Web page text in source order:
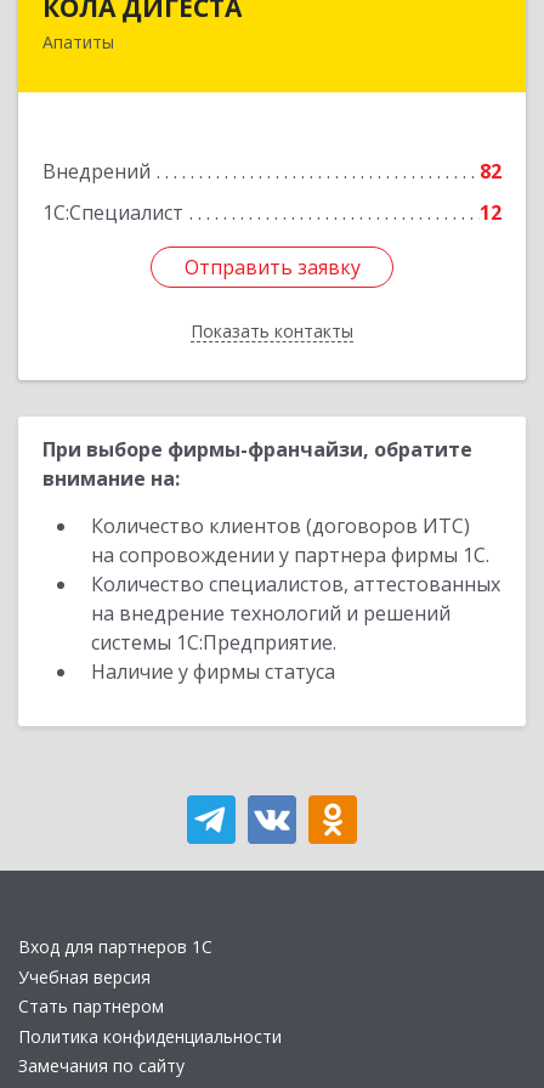
Апатиты
Внедрений
82
1С:Специалист
12
Отправить заявку
Показать контакты
Отправить заявку
Назад
При выборе фирмы-франчайзи, обратите
внимание на:
Количество клиентов (договоров ИТС)
на сопровождении у партнера фирмы 1С.
Количество специалистов, аттестованных
на внедрение технологий и решений
системы 1С:Предприятие.
Наличие у фирмы статуса
Вход для партнеров 1С
Учебная версия
Стать партнером
Политика конфиденциальности
Замечания по сайту